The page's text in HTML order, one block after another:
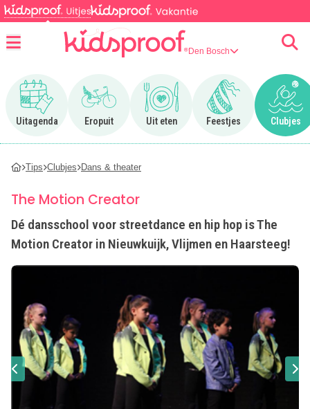
Den Bosch
Uitagenda
Ga naar Uitagenda
Eropuit
Ga naar Eropuit
Uit eten
Ga naar Uit eten
Feestjes
Ga naar Feestjes
Clubjes
Ga
Tips Clubjes Dans & theater
The Motion Creator
Dé dansschool voor streetdance en hip hop is The
Motion Creator in Nieuwkuijk, Vlijmen en Haarsteeg!